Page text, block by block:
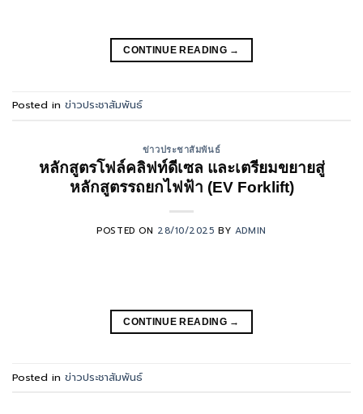
CONTINUE READING →
Posted in ข่าวประชาสัมพันธ์
ข่าวประชาสัมพันธ์
หลักสูตรโฟล์คลิฟท์ดีเซล และเตรียมขยายสู่
หลักสูตรรถยกไฟฟ้า (EV Forklift)
POSTED ON 28/10/2025 BY ADMIN
CONTINUE READING →
Posted in ข่าวประชาสัมพันธ์